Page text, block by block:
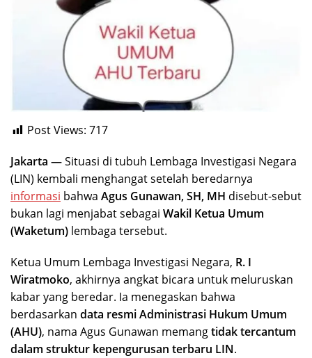
Post Views: 717
Jakarta —Situasi di tubuh Lembaga Investigasi Negara
(LIN) kembali menghangat setelah beredarnya
informasi bahwa Agus Gunawan, SH, MH disebut-sebut
bukan lagi menjabat sebagai Wakil Ketua Umum
(Waketum) lembaga tersebut.
Ketua Umum Lembaga Investigasi Negara, R. I
Wiratmoko, akhirnya angkat bicara untuk meluruskan
kabar yang beredar. Ia menegaskan bahwa
berdasarkan data resmi Administrasi Hukum Umum
(AHU), nama Agus Gunawan memangtidak tercantum
dalam struktur kepengurusan terbaru LIN.